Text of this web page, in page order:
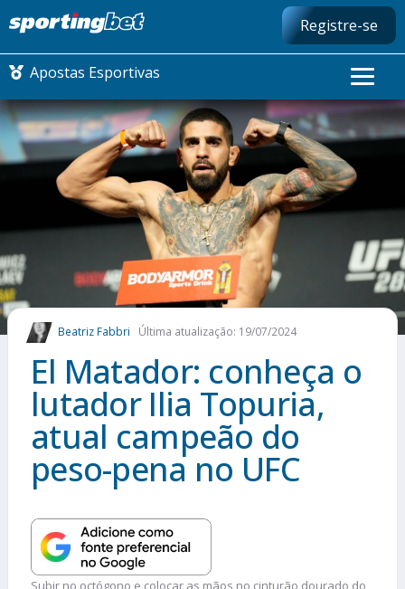
Registre-se
Apostas Esportivas
CONMEBOL LIBERTADORES
FUTEBOL NACIONAL
FUTEBOL INTERNACIONAL
COMO APOSTAR
MAIS ESPORTES
Beatriz Fabbri Última atualização: 19/07/2024
El Matador: conheça o
lutador Ilia Topuria,
atual campeão do
peso-pena no UFC
Subir no octógono e colocar as mãos no cinturão dourado do